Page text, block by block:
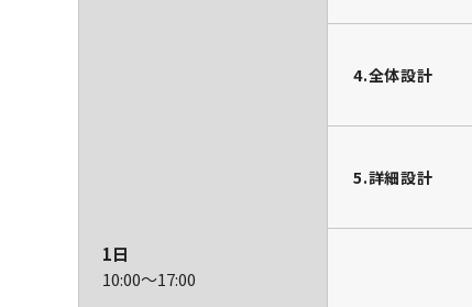
1日
10:00～17:00
4.全体設計
5.詳細設計